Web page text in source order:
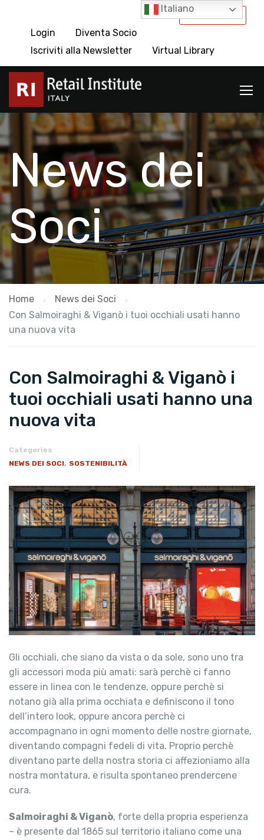
International
Login
Diventa Socio
Iscriviti alla Newsletter
Virtual Library
News dei
Soci
Home
News dei Soci
Con Salmoiraghi & Viganò i tuoi occhiali usati hanno
una nuova vita
Con Salmoiraghi & Viganò i
tuoi occhiali usati hanno una
nuova vita
Categories
NEWS DEI SOCI, SOSTENIBILITÀ
Gli occhiali, che siano da vista o da sole, sono uno tra
gli accessori moda più amati: sarà perchè ci fanno
essere in linea con le tendenze, oppure perchè si
notano già alla prima occhiata e definiscono il tono
dell’intero look, oppure ancora perchè ci
accompagnano in ogni momento delle nostre giornate,
diventando compagni fedeli di vita. Proprio perchè
diventano parte della nostra storia ci affezioniamo alla
nostra montatura, e risulta spontaneo prendercene
cura.
Salmoiraghi & Viganò, forte della propria esperienza
– è presente dal 1865 sul territorio italiano come una
Italiano